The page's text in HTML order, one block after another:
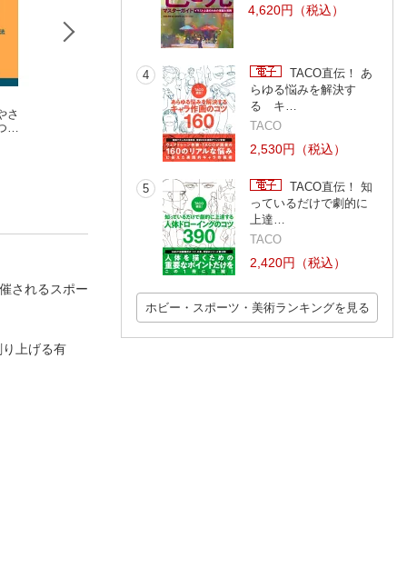
さ
ギターホリック vol.1
フジタタカアキ
されるスポー
上げる有
4,620円（税込）
4
TACO直伝！ あ
らゆる悩みを解決す
る キ…
TACO
2,530円（税込）
5
TACO直伝！ 知
っているだけで劇的に
上達…
TACO
2,420円（税込）
ホビー・スポーツ・美術ランキングを見る